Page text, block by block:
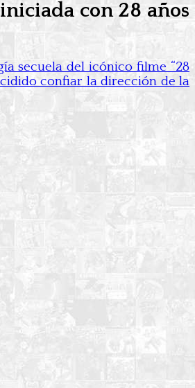
con 28 años
secuela del icónico filme “28
confiar la dirección de la